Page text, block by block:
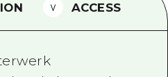
ACCESS